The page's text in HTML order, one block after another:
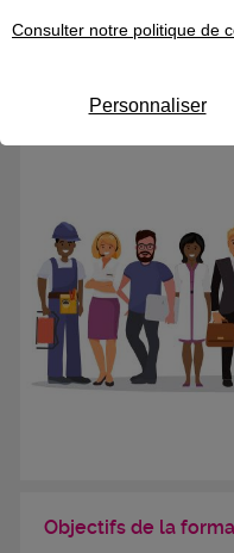
Objectifs de la
Consulter notre politique de
Personnaliser